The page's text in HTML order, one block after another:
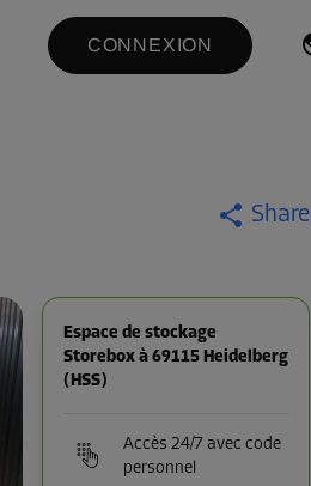
CONNEXION
Share
Espace de stockage
Storebox à 69115 Heidelberg
(HSS)
Accès 24/7 avec code
personnel